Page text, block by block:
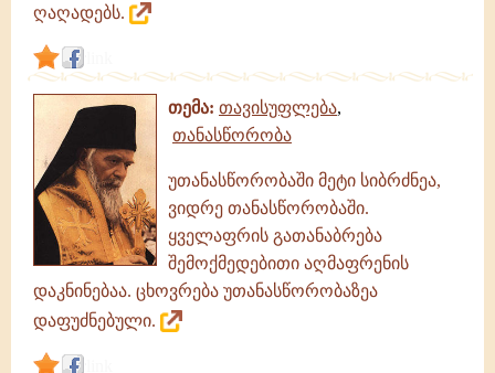
ღაღადებს.
თემა: თავისუფლება,
თანასწორობა
უთანასწორობაში მეტი სიბრძნეა,
ვიდრე თანასწორობაში.
ყველაფრის გათანაბრება
შემოქმედებითი აღმაფრენის
დაკნინებაა. ცხოვრება უთანასწორობაზეა
დაფუძნებული.